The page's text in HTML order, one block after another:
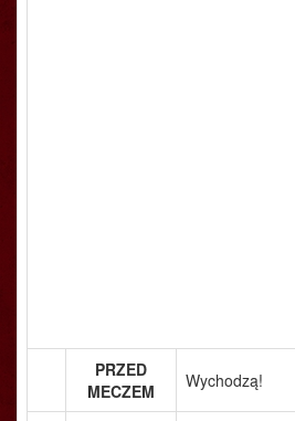
PRZED
MECZEM
Wychodzą!